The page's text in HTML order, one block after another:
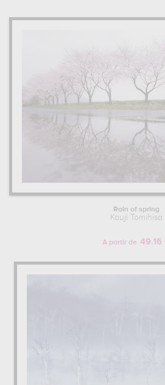
qualité des principales œuvres de Kouji
Rain of spring
Kouji Tomihisa
A partir de 49.16